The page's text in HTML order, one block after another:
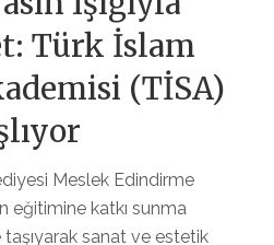
Türk İslam
(TİSA)
Meslek Edindirme
eğitimine katkı sunma
sanat ve estetik